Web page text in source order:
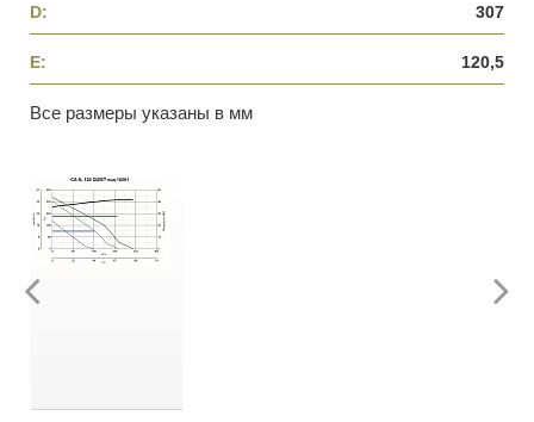
D: 307
E: 120,5
Все размеры указаны в мм